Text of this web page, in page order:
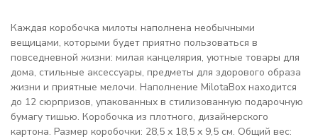
Каждая коробочка милоты наполнена необычными
вещицами, которыми будет приятно пользоваться в
повседневной жизни: милая канцелярия, уютные товары для
дома, стильные аксессуары, предметы для здорового образа
жизни и приятные мелочи. Наполнение MilotaBox находится
до 12 сюрпризов, упакованных в стилизованную подарочную
бумагу тишью. Коробочка из плотного, дизайнерского
картона. Размер коробочки: 28,5 х 18,5 х 9,5 см. Общий вес: